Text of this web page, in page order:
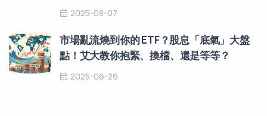
2025-08-07
市場亂流燒到你的 ETF？股息「底氣」大盤
點！艾大教你抱緊、換檔、還是等等？
2025-06-26